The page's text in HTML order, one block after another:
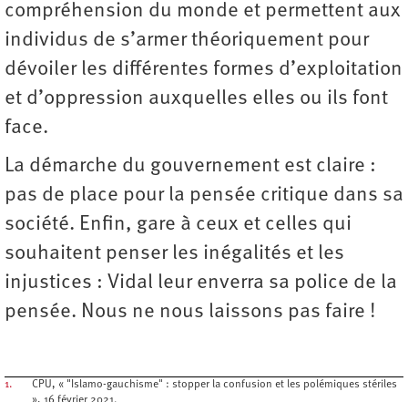
compréhension du monde et permettent aux
individus de s’armer théoriquement pour
dévoiler les différentes formes d’exploitation
et d’oppression auxquelles elles ou ils font
face.
La démarche du gouvernement est claire :
pas de place pour la pensée critique dans sa
société. Enfin, gare à ceux et celles qui
souhaitent penser les inégalités et les
injustices : Vidal leur enverra sa police de la
pensée. Nous ne nous laissons pas faire !
1.
CPU, « "Islamo-gauchisme" : stopper la confusion et les polémiques stériles